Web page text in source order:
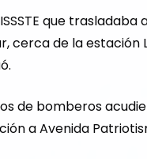
que
cerca de la
de bomberos
a Avenida